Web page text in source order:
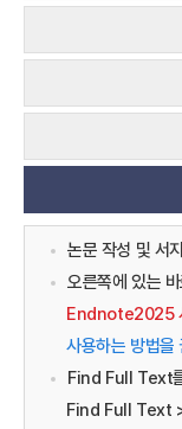
논문 작성 및 서
오른쪽에 있는
Endnote2025
사용하는 방법을
Find Full Text
Find Full Text